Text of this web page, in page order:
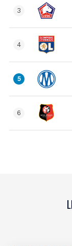
3
4
5
6